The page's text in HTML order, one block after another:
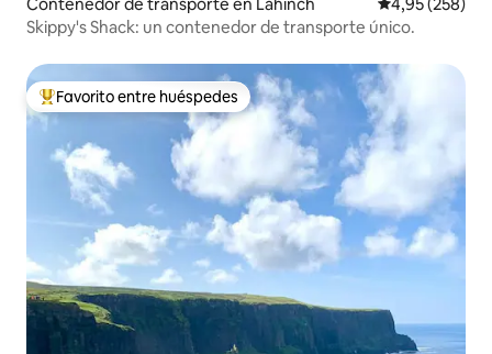
Skippy's Shack: un contenedor de transporte único.
Favorito entre los huéspedes más destacados
Favorito entre huéspedes